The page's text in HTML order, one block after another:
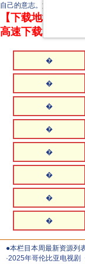
自己的意志。如果他们稍
【下载地址】本
高速下载和在线
�
�
�
�
�
�
�
�
●本栏目本周最新资源列
·2025年哥伦比亚电视剧